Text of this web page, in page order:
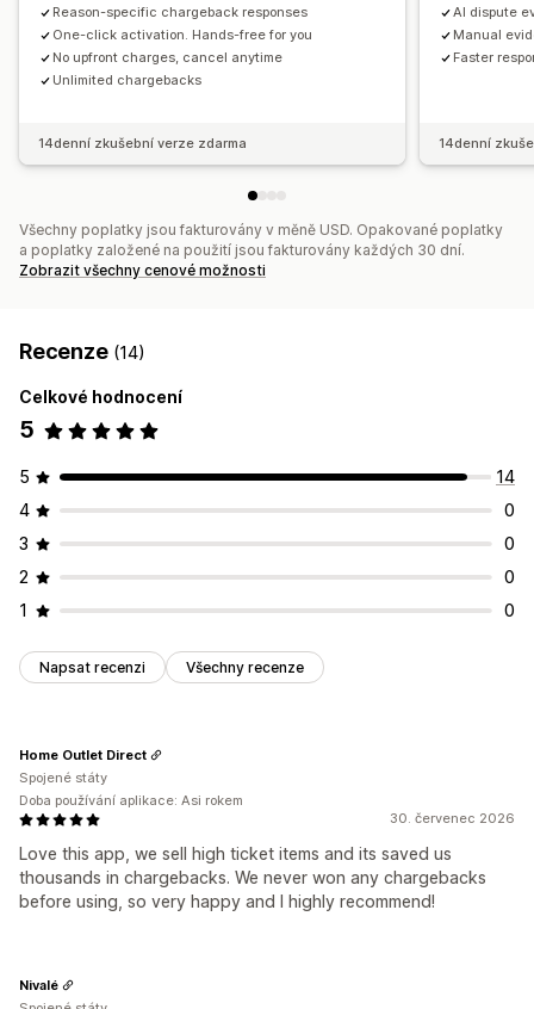
Reason-specific chargeback responses
One-click activation. Hands-free for you
No upfront charges, cancel anytime
Unlimited chargebacks
14denní zkušební verze zdarma
AI dispute
Manual
Faster
14denní
Všechny poplatky jsou fakturovány v měně USD. Opakované poplatky
a poplatky založené na použití jsou fakturovány každých 30 dní.
Zobrazit všechny cenové možnosti
Recenze (14)
Celkové hodnocení
5
5
14
4
0
3
0
2
0
1
0
Napsat recenzi Všechny recenze
30. červenec 2026
Love this app, we sell high ticket items and its saved us
thousands in chargebacks. We never won any chargebacks
before using, so very happy and I highly recommend!
Home Outlet Direct
Spojené státy
Doba používání aplikace: Asi rokem
Nivalé